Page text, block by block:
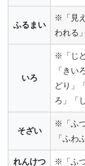
ふるまい
※「見
われる
いろ
※「じ
「きい
どり」
ろ」「
そざい
※「ふ
「ふわ
れんけつ ※「ふ